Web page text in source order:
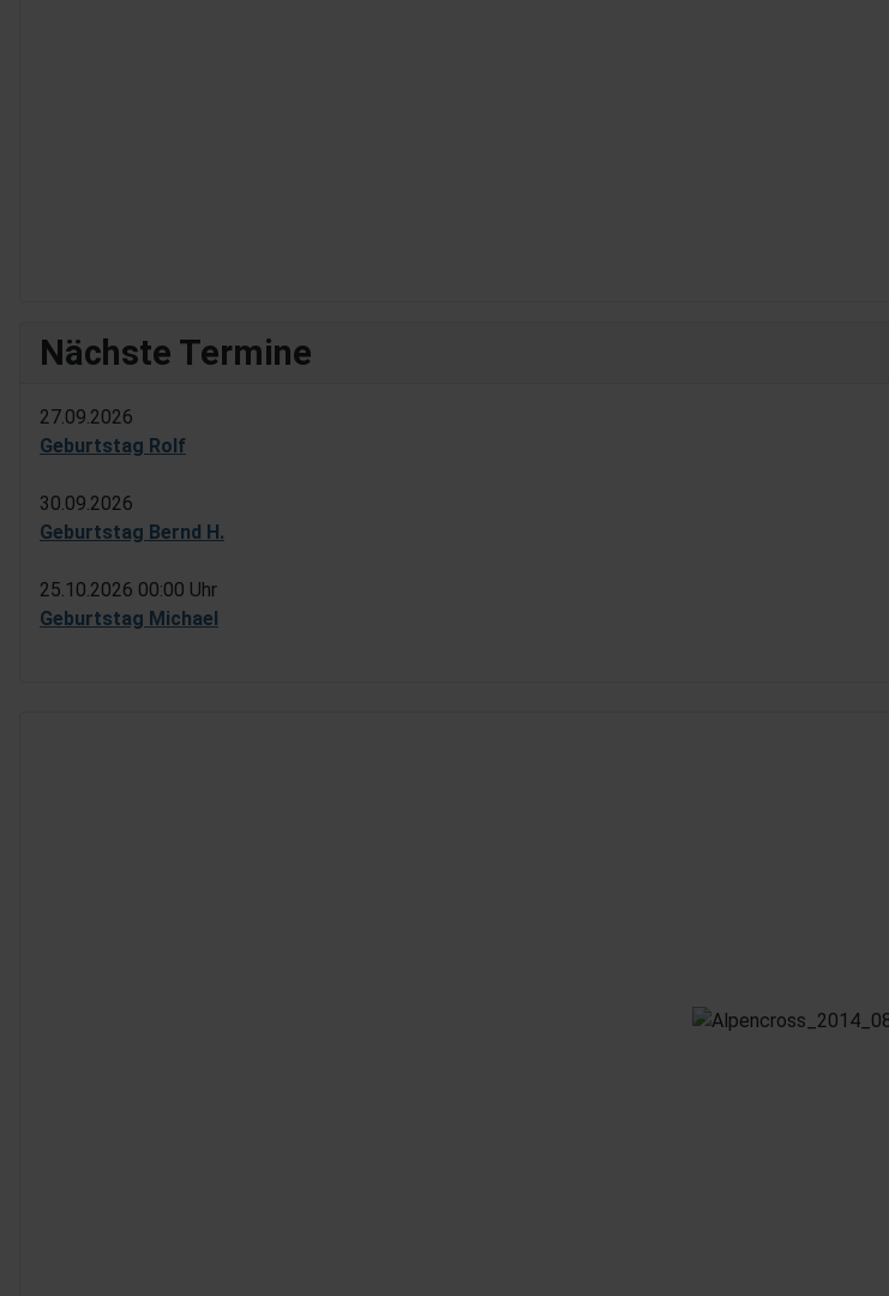
Nächste Termine
27.09.2026
Geburtstag Rolf
30.09.2026
Geburtstag Bernd H.
25.10.2026 00:00 Uhr
Geburtstag Michael